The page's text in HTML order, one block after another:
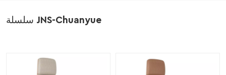
سلسلة JNS-Chuanyue